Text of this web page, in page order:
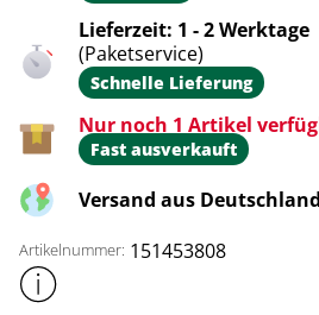
Lieferzeit: 1 - 2 Werktage
(Paketservice)
Schnelle Lieferung
Nur noch 1 Artikel
Fast ausverkauft
Versand aus Deutschland
Artikelnummer: 151453808
Weitere Produktinformationen